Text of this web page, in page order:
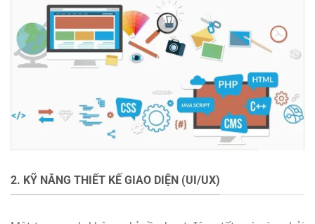
2. KỸ NĂNG THIẾT KẾ GIAO DIỆN (UI/UX)